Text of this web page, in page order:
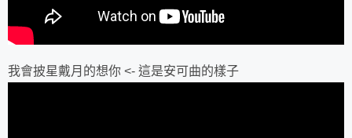
我會披星戴月的想你 <- 這是安可曲的樣子